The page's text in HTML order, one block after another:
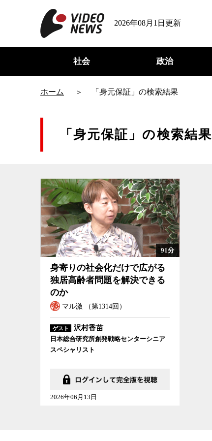
2026年08月1日更新
社会 政治
ホーム 「身元保証」の検索結果
「身元保証」の検索結果
91分
身寄りの社会化だけで広がる
独居高齢者問題を解決できる
のか
マル激 （第1314回）
ゲスト 沢村香苗
日本総合研究所創発戦略センターシニア
スペシャリスト
2026年06月13日